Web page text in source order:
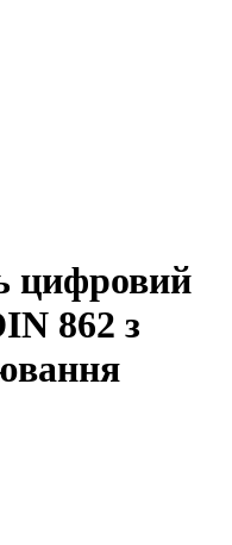
цифровий
862 з